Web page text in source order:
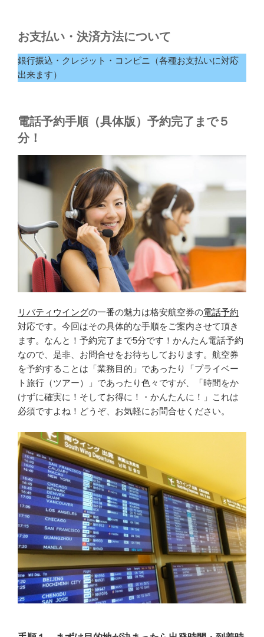
お支払い・決済方法について
銀行振込・クレジット・コンビニ（各種お支払いに対応
出来ます）
電話予約手順（具体版）予約完了まで５
分！
リバティウイングの一番の魅力は格安航空券の電話予約
対応です。今回はその具体的な手順をご案内させて頂き
ます。なんと！予約完了まで5分です！かんたん電話予約
なので、是非、お問合せをお待ちしております。航空券
を予約することは「業務目的」であったり「プライベー
ト旅行（ツアー）」であったり色々ですが、「時間をか
けずに確実に！そしてお得に！・かんたんに！」これは
必須ですよね！どうぞ、お気軽にお問合せください。